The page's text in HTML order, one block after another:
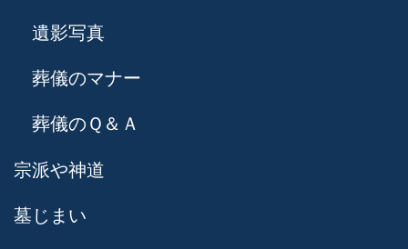
遺影写真
葬儀のマナー
葬儀のＱ＆Ａ
宗派や神道
墓じまい